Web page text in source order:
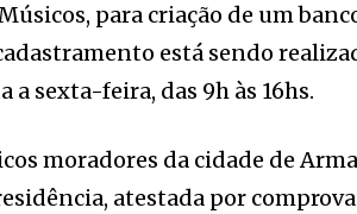
para criação de um
está sendo
sexta-feira, das 9h às 16hs.
moradores da cidade de
atestada por